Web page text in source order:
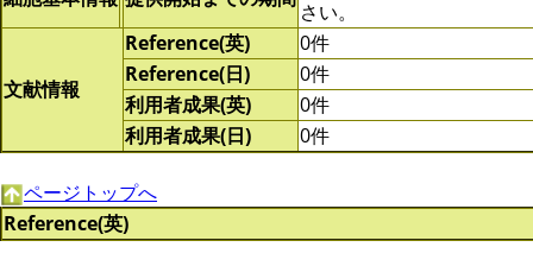
さい。
文献情報
Reference(英)
0件
Reference(日)
0件
利用者成果(英)
0件
利用者成果(日)
0件
ページトップへ
Reference(英)